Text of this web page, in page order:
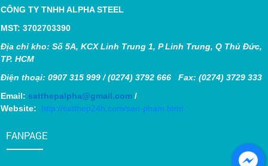
CÔNG TY TNHH ALPHA STEEL
MST: 3702703390
Địa chỉ kho: Số 5A, KCX Linh Trung 1, P Linh Trung, Q Thủ Đức,
TP. HCM
Điện thoại: 0907 315 999 / (0274) 3792 666 Fax: (0274) 3729 333
Email: satthepalpha@gmail.com /
Website:
http://satthep24h.com/san-pham.html
FANPAGE